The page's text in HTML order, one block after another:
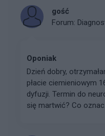
gość
Forum:
Oponiak
Dzień dobry,
płacie ciemieniowym
dyfuzji. Termin do
się martwić? Co